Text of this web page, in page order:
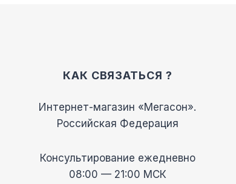
КАК СВЯЗАТЬСЯ ?
Интернет-магазин «Мегасон».
Российская Федерация
Консультирование ежедневно
08:00 — 21:00 МСК